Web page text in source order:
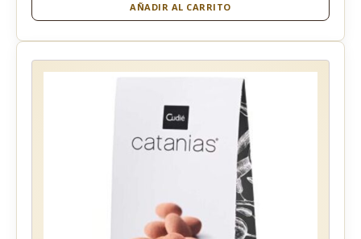
AÑADIR AL CARRITO